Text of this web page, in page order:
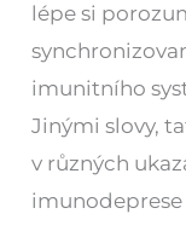
lépe si
imunitního
Jinými slovy,
v různých